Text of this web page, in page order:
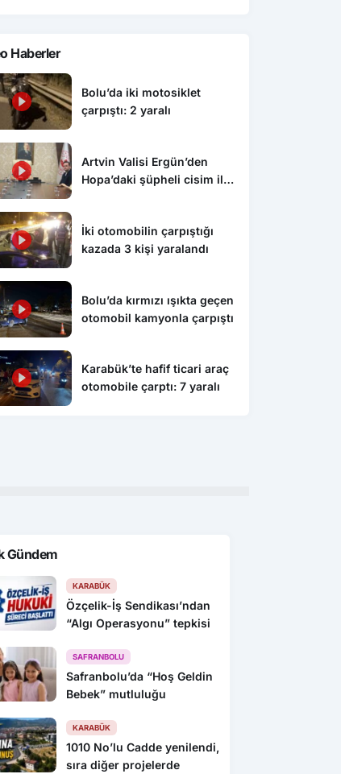
gelişinin
Bolu
Haberler
Bolu’da iki motosiklet
çarpıştı: 2 yaralı
Artvin Valisi Ergün’den
Hopa’daki şüpheli cisim ile
yeniden trafiğe açıldı”
İki otomobilin çarpıştığı
kazada 3 kişi yaralandı
Bolu’da kırmızı ışıkta geçen
otomobil kamyonla çarpıştı
Karabük’te hafif ticari araç
otomobile çarptı: 7 yaralı
Gündem
KARABÜK
Özçelik-İş Sendikası’ndan
“Algı Operasyonu” tepkisi
SAFRANBOLU
Safranbolu’da “Hoş Geldin
Bebek” mutluluğu
KARABÜK
1010 No’lu Cadde yenilendi,
sıra diğer projelerde